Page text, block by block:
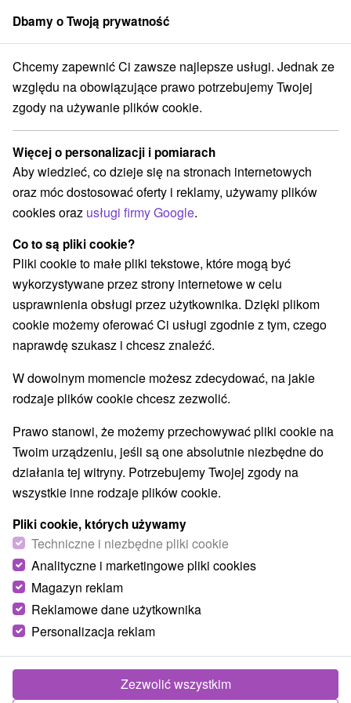
członek grupySorger
Žilinský kraj Kvačany Vodné mlyny Oblazy Kvačianska dolina
Vodné mlyny Oblazy Kvačianska
dolina
Wyświetl stronę internetową Przejdź do
+421 905 52 5129
Facebook
Opinii Google
032 23 KvačanyGPS:
N +49° 11' 42.38''
Region turystyczny
v Tatrách, Orava, Severné Slovensko, Žilinský kraj,
Dbamy o Twoją prywatność
Chcemy zapewnić Ci zawsze najlepsze usługi. Jednak ze
względu na obowiązujące prawo potrzebujemy Twojej
zgody na używanie plików cookie.
Więcej o personalizacji i pomiarach
Aby wiedzieć, co dzieje się na stronach internetowych
oraz móc dostosować oferty i reklamy, używamy plików
cookies oraz usługi firmy Google.
Co to są pliki cookie?
Pliki cookie to małe pliki tekstowe, które mogą być
wykorzystywane przez strony internetowe w celu
usprawnienia obsługi przez użytkownika. Dzięki plikom
cookie możemy oferować Ci usługi zgodnie z tym, czego
naprawdę szukasz i chcesz znaleźć.
W dowolnym momencie możesz zdecydować, na jakie
rodzaje plików cookie chcesz zezwolić.
Prawo stanowi, że możemy przechowywać pliki cookie na
Twoim urządzeniu, jeśli są one absolutnie niezbędne do
działania tej witryny. Potrzebujemy Twojej zgody na
wszystkie inne rodzaje plików cookie.
Pliki cookie, których używamy
Techniczne i niezbędne pliki cookie
Analityczne i marketingowe pliki cookies
Magazyn reklam
Reklamowe dane użytkownika
Personalizacja reklam
Zezwolić wszystkim